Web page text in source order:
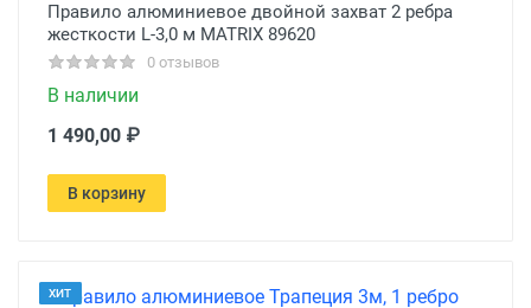
Правило алюминиевое двойной захват 2 ребра
жесткости L-3,0 м MATRIX 89620
0 отзывов
В наличии
1 490,00 ₽
В корзину
ХИТ